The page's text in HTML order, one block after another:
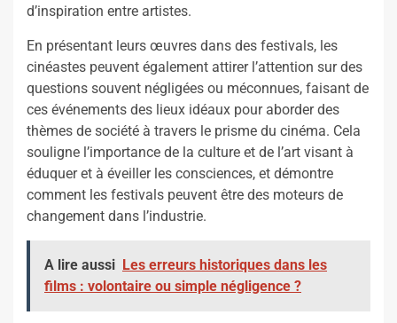
d’inspiration entre artistes.
En présentant leurs œuvres dans des festivals, les
cinéastes peuvent également attirer l’attention sur des
questions souvent négligées ou méconnues, faisant de
ces événements des lieux idéaux pour aborder des
thèmes de société à travers le prisme du cinéma. Cela
souligne l’importance de la culture et de l’art visant à
éduquer et à éveiller les consciences, et démontre
comment les festivals peuvent être des moteurs de
changement dans l’industrie.
A lire aussi Les erreurs historiques dans les
films : volontaire ou simple négligence ?